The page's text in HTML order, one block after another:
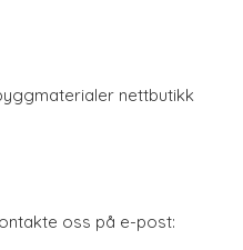
nettbutikk
oss på e-post: